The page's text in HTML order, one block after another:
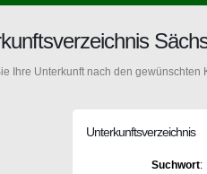
Ihre Unterkunft nach den gewünschten
Unterkunftsverzeichnis
Suchwort: